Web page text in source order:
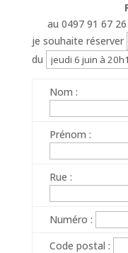
au 0497 91 67
je souhaite réserver
du
Nom :
Prénom :
Rue :
Numéro :
Code postal :